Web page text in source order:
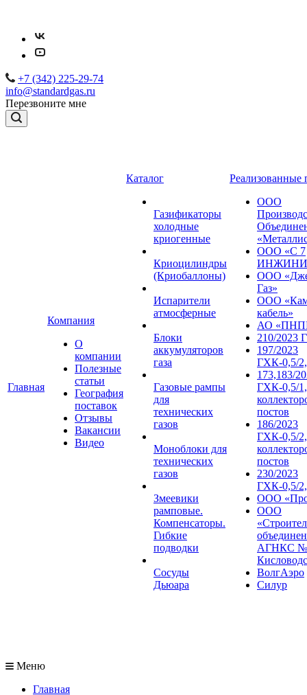
+7 (342) 225-29-74
info@standardgas.ru
Перезвоните мне
Главная
Компания
О
компании
Полезные
статьи
География
поставок
Отзывы
Вакансии
Видео
Каталог
Газификаторы
холодные
криогенные
Криоцилиндры
(Криобаллоны)
Испарители
атмосферные
Блоки
аккумуляторов
газа
Газовые рампы
для
технических
газов
Моноблоки для
технических
газов
Змеевики
рамповые.
Компенсаторы.
Гибкие
подводки
Сосуды
Дьюара
Реализованные
ООО
ООО «С 7
ООО
Газ»
ООО
кабель»
АО
210/2023
197/2023
ГХК-0,5/
173,183/
ГХК-0,5/
постов
186/2023
ГХК-0,5/
постов
230/2023
ГХК-0,5/
ООО
ООО
АГНКС
ВолгАэро
Силур
Меню
Главная